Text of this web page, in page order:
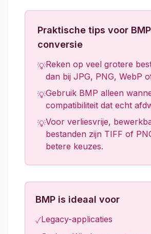
Praktische tips voor
conversie
💡Reken op veel grotere
dan bij JPG, PNG, WebP
💡Gebruik BMP alleen
compatibiliteit dat echt
💡Voor verliesvrije,
bestanden zijn TIFF of
betere keuzes.
BMP is ideaal voor
✓Legacy-applicaties